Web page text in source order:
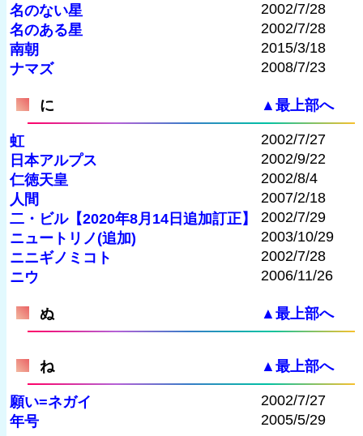
名のない星
2002/7/28
名のある星
2002/7/28
南朝
2015/3/18
ナマズ
2008/7/23
に ▲最上部へ
虹
2002/7/27
日本アルプス
2002/9/22
仁徳天皇
2002/8/4
人間
2007/2/18
二・ビル【2020年8月14日追加訂正】
2002/7/29
ニュートリノ(追加)
2003/10/29
ニニギノミコト
2002/7/28
ニウ
2006/11/26
ぬ ▲最上部へ
ね ▲最上部へ
願い=ネガイ
2002/7/27
年号
2005/5/29